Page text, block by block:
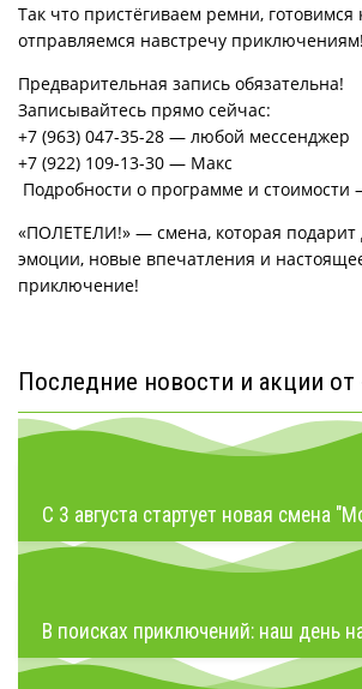
Так что пристёгиваем ремни, готовимся
отправляемся навстречу приключениям!
Предварительная запись обязательна!
Записывайтесь прямо сейчас:
+7 (963) 047-35-28 — любой мессенджер
+7 (922) 109-13-30 — Макс
Подробности о программе и стоимости
«ПОЛЕТЕЛИ!» — смена, которая подарит
эмоции, новые впечатления и
приключение!
Последние новости и акции
С 3 августа стартует новая смена
В поисках приключений: наш день